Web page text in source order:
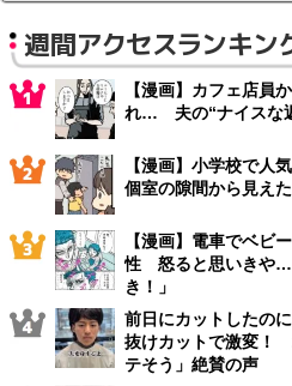
週間アクセスランキン
【漫画】カフェ店員
れ… 夫の“ナイスな
【漫画】小学校で
個室の隙間から見え
【漫画】電車でベビ
性 怒ると思いきや
き！」
前日にカットしたの
抜けカットで激変！
テそう」絶賛の声